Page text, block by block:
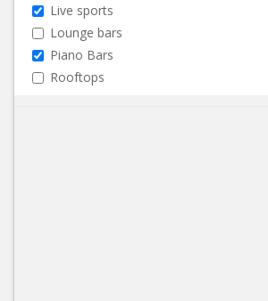
Live sports
Lounge bars
Piano Bars
Rooftops